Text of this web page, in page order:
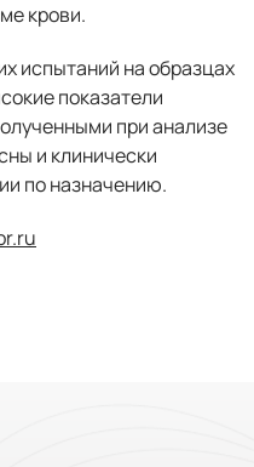
крови.
испытаний на образцах
показатели
при анализе
и клинически
по назначению.